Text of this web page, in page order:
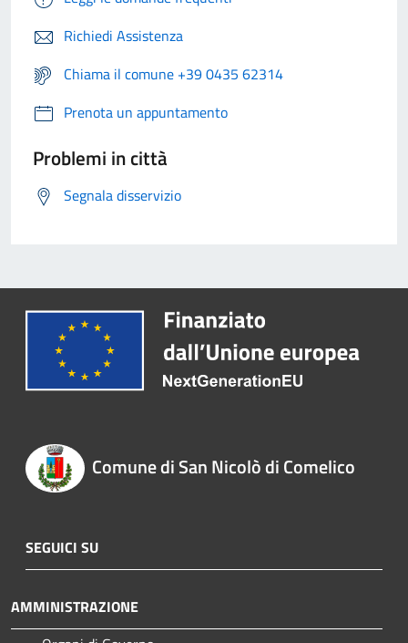
Richiedi Assistenza
Chiama il comune +39 0435 62314
Prenota un appuntamento
Problemi in città
Segnala disservizio
Comune di San Nicolò di Comelico
SEGUICI SU
AMMINISTRAZIONE